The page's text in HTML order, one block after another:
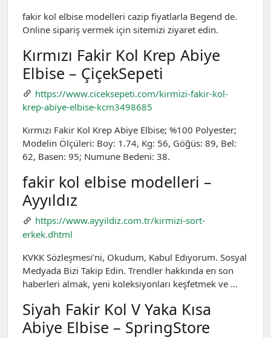
fakir kol elbise modelleri cazip fiyatlarla Begend de.
Online sipariş vermek için sitemizi ziyaret edin.
Kırmızı Fakir Kol Krep Abiye
Elbise – ÇiçekSepeti
https://www.ciceksepeti.com/kirmizi-fakir-kol-
krep-abiye-elbise-kcm3498685
Kırmızı Fakir Kol Krep Abiye Elbise; %100 Polyester;
Modelin Ölçüleri: Boy: 1.74, Kg: 56, Göğüs: 89, Bel:
62, Basen: 95; Numune Bedeni: 38.
fakir kol elbise modelleri –
Ayyıldız
https://www.ayyildiz.com.tr/kirmizi-sort-
erkek.dhtml
KVKK Sözleşmesi’ni, Okudum, Kabul Ediyorum. Sosyal
Medyada Bizi Takip Edin. Trendler hakkında en son
haberleri almak, yeni koleksiyonları keşfetmek ve …
Siyah Fakir Kol V Yaka Kısa
Abiye Elbise – SpringStore